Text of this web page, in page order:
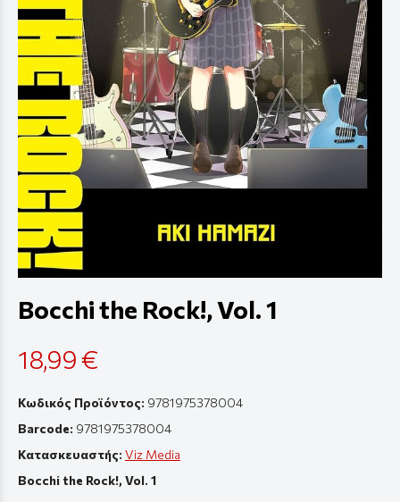
Bocchi the Rock!, Vol. 1
18,99 €
Κωδικός Προϊόντος: 9781975378004
Barcode: 9781975378004
Κατασκευαστής: Viz Media
Bocchi the Rock!, Vol. 1